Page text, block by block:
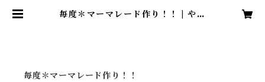
毎度＊マーマレード作り！！ | やき
毎度＊マーマレード作り！！